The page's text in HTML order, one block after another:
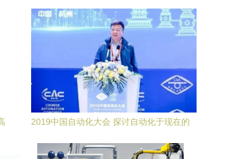
2019中国自动化大会 探讨自动化于现在的